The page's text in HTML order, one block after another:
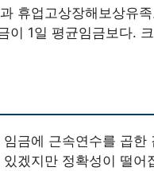
휴업고상장해보상유
이 1일 평균임금보다.
금에 근속연수를 곱한
겠지만 정확성이 떨어